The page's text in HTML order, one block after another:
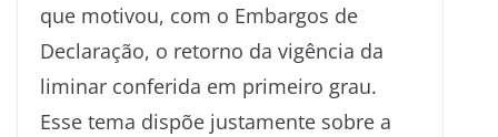
que motivou, com o Embargos de
Declaração, o retorno da vigência da
liminar conferida em primeiro grau.
Esse tema dispõe justamente sobre a